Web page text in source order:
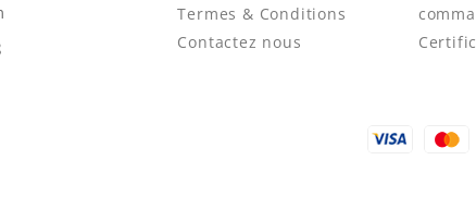
Termes & Conditions
Contactez nous